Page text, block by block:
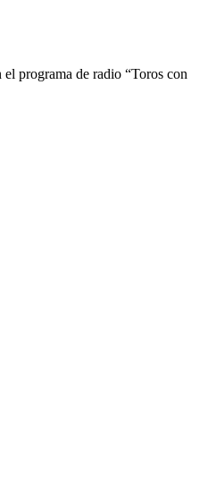
programa de radio “Toros con